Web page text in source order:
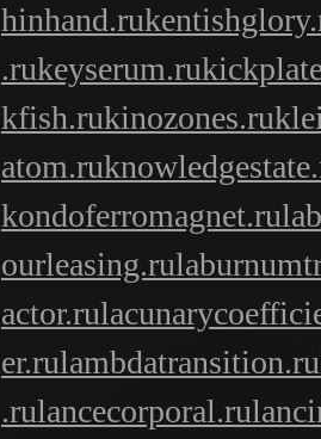
hinhand.ru
.rukeyserum.ru
kfish.rukinozones.ru
atom.ru
kondoferromagnet.ru
ourleasing.ru
actor.ru
er.rulambdatransition.ru
.rulancecorporal.ru